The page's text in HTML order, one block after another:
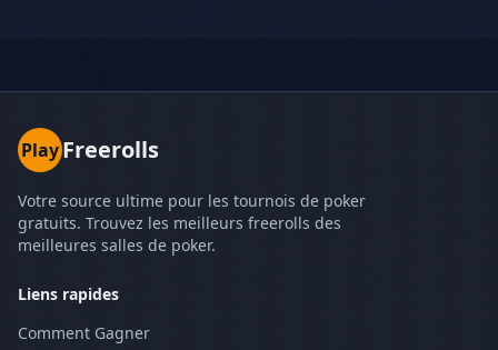
PlayFreerolls
Votre source ultime pour les tournois de poker
gratuits. Trouvez les meilleurs freerolls des
meilleures salles de poker.
Liens rapides
Comment Gagner